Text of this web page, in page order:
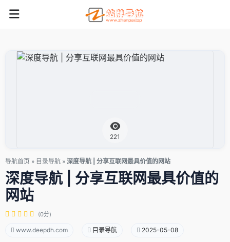
221
导航首页 » 目录导航 » 深度导航 | 分享互联网最具价值的网站
深度导航 | 分享互联网最具价值的
网站
(0分)
www.deepdh.com 目录导航 2025-05-08